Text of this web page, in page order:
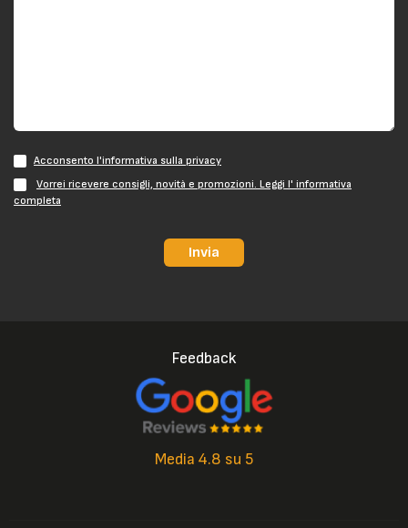
Acconsento l'informativa sulla privacy
Vorrei ricevere consigli, novità e promozioni. Leggi l' informativa
completa
Invia
Feedback
Media 4.8 su 5